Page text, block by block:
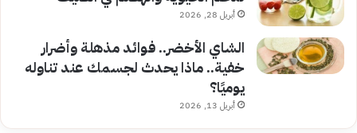
أبريل 28, 2026
الشاي الأخضر.. فوائد مذهلة وأضرار
خفية.. ماذا يحدث لجسمك عند تناوله
يوميًا؟
أبريل 13, 2026